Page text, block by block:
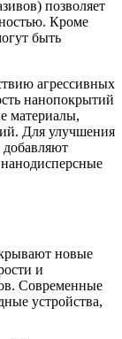
позволяет
Кроме
быть
агрессивных
нанопокрытий
материалы,
Для улучшения
добавляют
новые
и
Современные
устройства,